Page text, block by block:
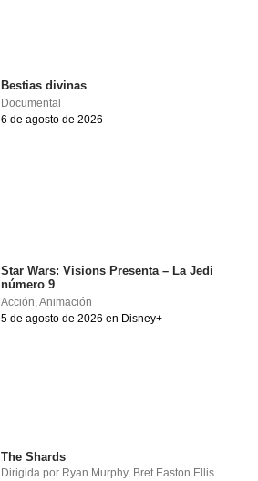
Bestias divinas
Documental
6 de agosto de 2026
Star Wars: Visions Presenta – La Jedi
número 9
Acción,Animación
5 de agosto de 2026 en Disney+
The Shards
Dirigida por Ryan Murphy, Bret Easton Ellis